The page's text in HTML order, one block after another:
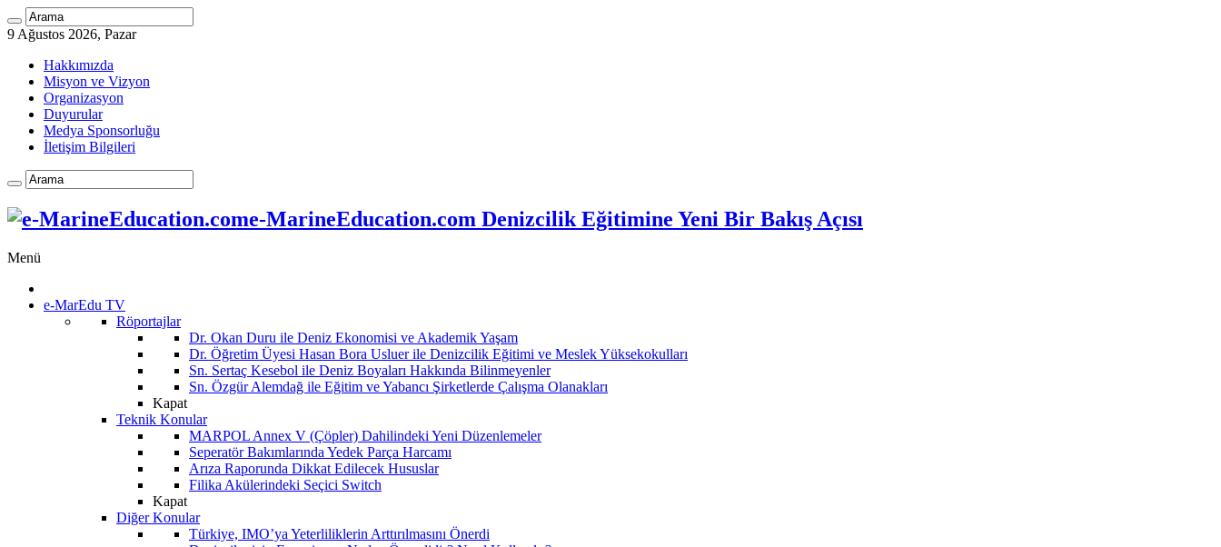
9 Ağustos 2026, Pazar
Hakkımızda
Misyon ve Vizyon
Organizasyon
Duyurular
Medya Sponsorluğu
İletişim Bilgileri
e-MarineEducation.com Denizcilik Eğitimine Yeni Bir Bakış Açısı
Menü
e-MarEdu TV
Röportajlar
Dr. Okan Duru ile Deniz Ekonomisi ve Akademik Yaşam
Dr. Öğretim Üyesi Hasan Bora Usluer ile Denizcilik Eğitimi ve Meslek Yüksekokulları
Sn. Sertaç Kesebol ile Deniz Boyaları Hakkında Bilinmeyenler
Sn. Özgür Alemdağ ile Eğitim ve Yabancı Şirketlerde Çalışma Olanakları
Kapat
Teknik Konular
MARPOL Annex V (Çöpler) Dahilindeki Yeni Düzenlemeler
Seperatör Bakımlarında Yedek Parça Harcamı
Arıza Raporunda Dikkat Edilecek Hususlar
Filika Akülerindeki Seçici Switch
Kapat
Diğer Konular
Türkiye, IMO’ya Yeterliliklerin Arttırılmasını Önerdi